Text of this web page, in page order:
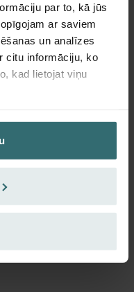
par to, kā jūs
ar saviem
un analīzes
citu informāciju, ko
kad lietojat viņu
ieskaitot PVN
bez piegādes izmaksām
Pievienot grozam
un periodiski!
Abonēt